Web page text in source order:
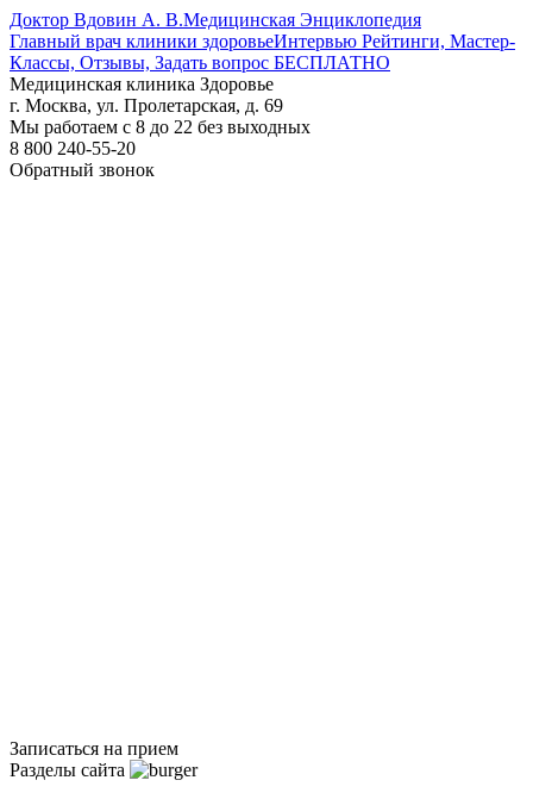
Доктор Вдовин А. В.Медицинская Энциклопедия
Главный врач клиники здоровьеИнтервью Рейтинги, Мастер-
Классы, Отзывы, Задать вопрос БЕСПЛАТНО
Медицинская клиника Здоровье
г. Москва, ул. Пролетарская, д. 69
Мы работаем с 8 до 22 без выходных
8 800 240-55-20
Обратный звонок
Записаться на прием
Разделы сайта